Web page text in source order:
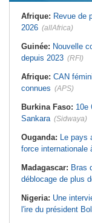
cardinal d'Abuja
président Bola Tinubu
parleur «Djidji Ayôkwé»
dimension politique
Guinée: Le président
santé dans un message
Afrique:Etats généraux
rupture
Afrique: Revue de
2026 (allAfrica)
Guinée: Nouvelle
depuis 2023 (RFI)
Afrique: CAN
connues (APS)
Burkina Faso: 10e
Sankara (Sidwaya)
Ouganda: Le pays
force internationale
Madagascar: Bras
déblocage de plus
Nigeria: Une
l'ire du président